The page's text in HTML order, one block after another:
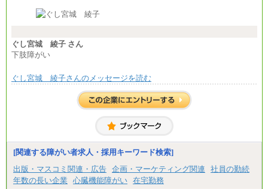
ます。
の各種手当を含む金額です）
ぐし宮城 綾子 さん
下肢障がい
ぐし宮城 綾子さんのメッセージを読む
[関連する障がい者求人・採用キーワード検索]
出版・マスコミ関連・広告 企画・マーケティング関連
社員の勤続
年数の長い企業
心臓機能障がい 在宅勤務